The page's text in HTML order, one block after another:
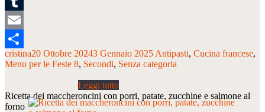
Tumblr
Email
Condividi
cristina20 Ottobre 20243 Gennaio 2025 Antipasti Cucina francese
Menu per le Feste 8 Secondi Senza categoria
Ricetta dei maccheroncini con porri, patate, zucchine e salmone al
forno